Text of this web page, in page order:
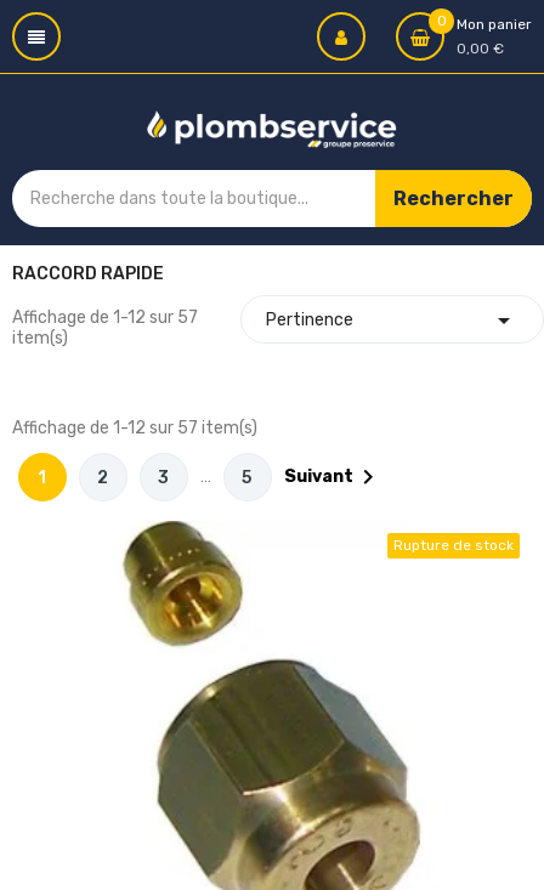
0
Mon panier
0,00 €
Rechercher
RACCORD RAPIDE
Pertinence 
Affichage de 1-12 sur 57
item(s)
Affichage de 1-12 sur 57 item(s)
1 2 3 … 5 Suivant 
Rupture de stock